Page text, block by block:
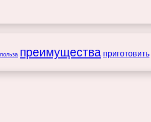
польза преимущества приготовить